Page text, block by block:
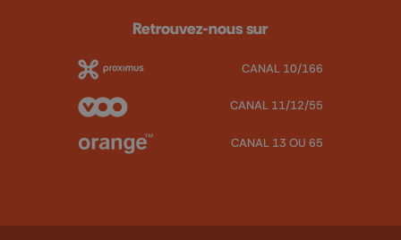
Retrouvez-nous sur
CANAL 10/166
CANAL 11/12/55
CANAL 13 OU 65